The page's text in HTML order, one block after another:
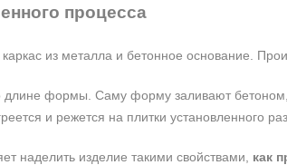
процесса
из металла и бетонное основание.
формы. Саму форму заливают бетоном,
и режется на плитки установленного
наделить изделие такими свойствами, как